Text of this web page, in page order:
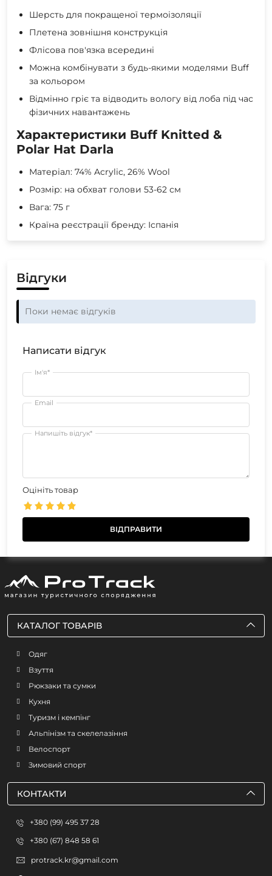
Шерсть для покращеної термоізоляції
Плетена зовнішня конструкція
Флісова пов'язка всередині
Можна комбінувати з будь-якими моделями Buff
за кольором
Відмінно гріє та відводить вологу від лоба під час
фізичних навантажень
Характеристики Buff Knitted &
Polar Hat Darla
Матеріал: 74% Acrylic, 26% Wool
Розмір: на обхват голови 53-62 см
Вага: 75 г
Країна реєстрації бренду: Іспанія
Відгуки
Поки немає відгуків
Написати відгук
Ім'я*
Email
Напишіть відгук*
Оцініть товар
КАТАЛОГ ТОВАРІВ
Одяг
Взуття
Рюкзаки та сумки
Кухня
Туризм і кемпінг
Альпінізм та скелелазіння
Велоспорт
Зимовий спорт
КОНТАКТИ
+380 (99) 495 37 28
+380 (67) 848 58 61
protrack.kr@gmail.com